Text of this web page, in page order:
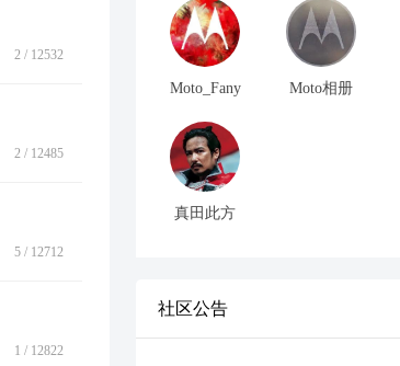
2 / 12532
2 / 12485
5 / 12712
1 / 12822
Moto_Fany Moto相册
真田此方
社区公告